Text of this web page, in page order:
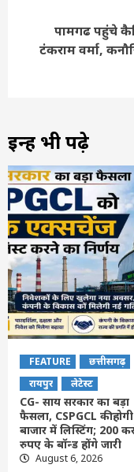
पामगढ पहुंचे
टंकराम वर्मा,
इन्हें भी पढ़े
FEATURE
छत्तीसगढ़
रायपुर
लेटेस्ट
CG- साय सरकार का बड़ा
फैसला, CSPGCL की
बाजार में लिस्टिंग; 200
रुपए के बॉन्ड होंगे जारी
August 6, 2026